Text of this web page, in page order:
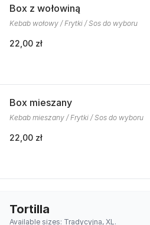
Box z wołowiną
Kebab wołowy / Frytki / Sos do wyboru
22,00 zł
Box mieszany
Kebab mieszany / Frytki / Sos do wyboru
22,00 zł
Tortilla
Available sizes: Tradycyjna, XL.